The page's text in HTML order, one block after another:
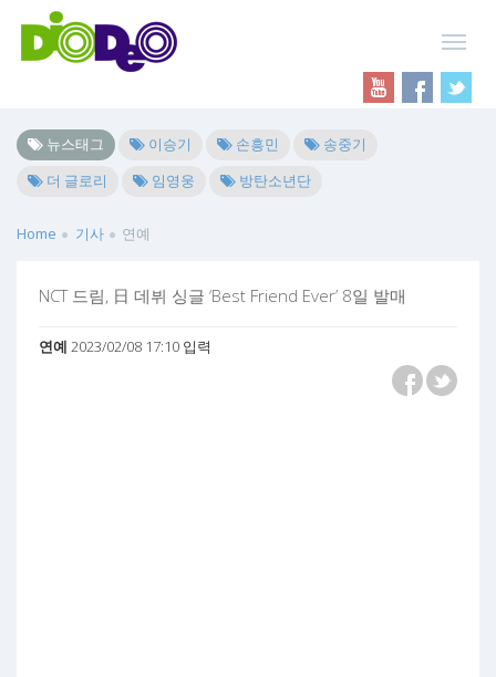
뉴스태그 이승기 손흥민
송중기
더 글로리
임영웅 방탄소년단
Home 기사 연예
NCT 드림, 日 데뷔 싱글 ‘Best Friend Ever’ 8일 발매
연예 2023/02/08 17:10 입력